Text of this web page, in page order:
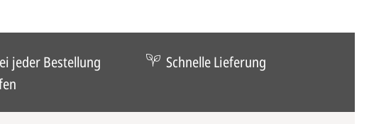
jeder Bestellung
Schnelle Lieferung